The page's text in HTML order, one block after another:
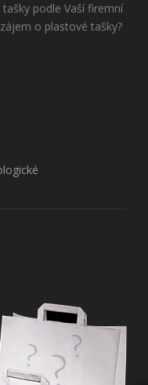
podle Vaší firemní
o plastové tašky?